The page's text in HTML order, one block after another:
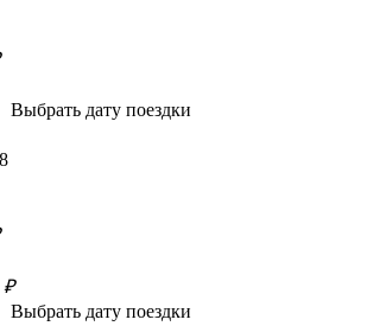
Выбрать дату поездки
₽
Выбрать дату поездки